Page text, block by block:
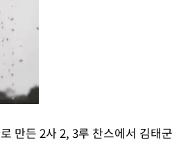
만든 2사 2, 3루 찬스에서 김태군